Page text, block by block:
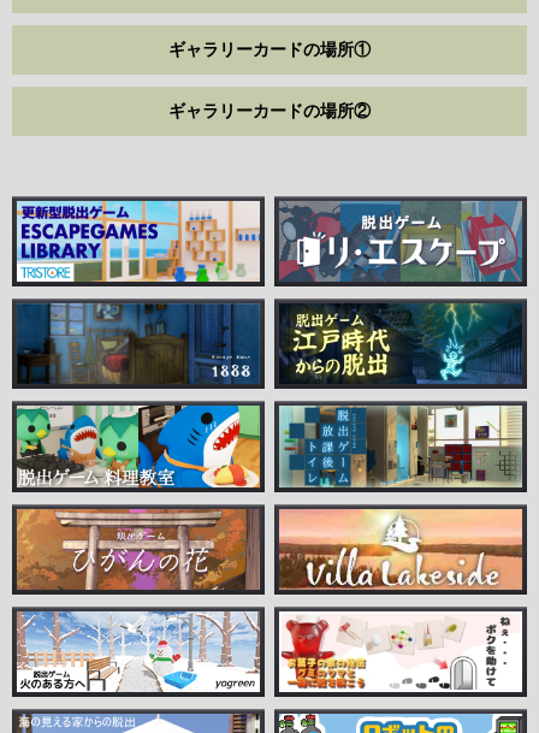
ギャラリーカードの場所①
ギャラリーカードの場所②